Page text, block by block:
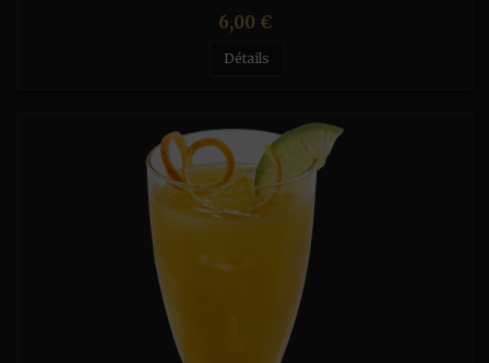
Prix
6,00 €
Détails